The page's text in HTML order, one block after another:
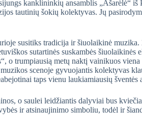
kanklininkių ansamblis „Ašarėlė“
tautinių šokių kolektyvas. Jų
susitiks tradicija ir šiuolaikinė
sutartinės suskambės
o trumpiausią metų naktį vainikuos
scenoje gyvuojantis kolektyvas
taps vienu laukiamiausių šventės
o saulei leidžiantis dalyviai bus
ir atsinaujinimo simboliu, todėl ir